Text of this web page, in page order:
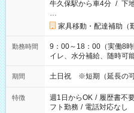
牛久保駅から車4分 / 下
…
家具移動・配達補助（
勤務時間
9：00～18：00（実働8時間） 【残業】なし 【休憩】
イレ、水分補給、随時可
期間 土日祝 ※短期（延長の可
特徴 週1日からOK / 履歴書不
フト勤務 / 電話対応なし